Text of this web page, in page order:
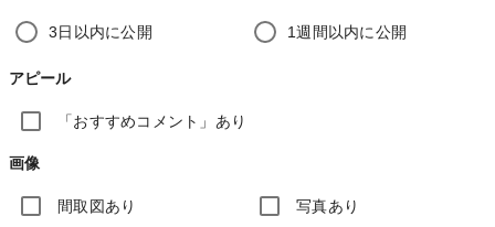
3日以内に公開 1週間以内に公開
アピール
「おすすめコメント」あり
画像
間取図あり 写真あり